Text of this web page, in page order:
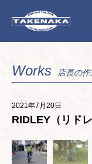
Works 店長の
2021年7月20日
RIDLEY（リド